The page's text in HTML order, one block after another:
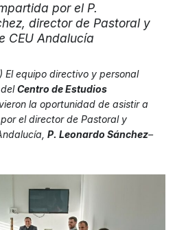
por el P.
director de Pastoral y
CEU Andalucía
El equipo directivo y personal
Centro de Estudios
la oportunidad de asistir a
el director de Pastoral y
P. Leonardo Sánchez–